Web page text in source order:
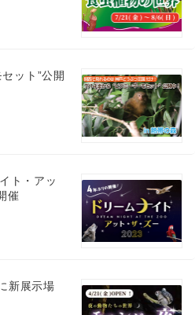
ット”公開
ト・アッ
催
新展示場